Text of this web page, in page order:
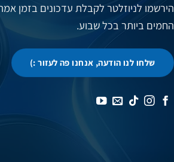
הירשמו לניוזלטר לקבלת עדכונים בזמן
החמים ביותר בכל שבוע.
שלחו לנו הודעה, אנחנו פה לעזור :)